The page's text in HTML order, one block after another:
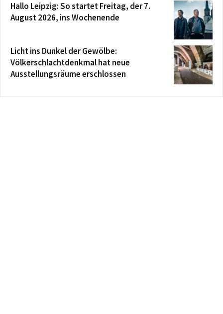
Hallo Leipzig: So startet Freitag, der 7.
August 2026, ins Wochenende
Licht ins Dunkel der Gewölbe:
Völkerschlachtdenkmal hat neue
Ausstellungsräume erschlossen